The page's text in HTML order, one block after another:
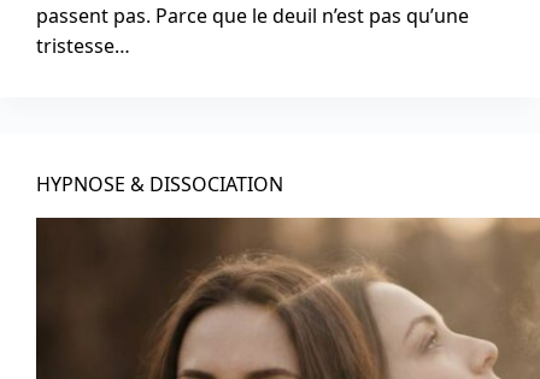
passent pas. Parce que le deuil n’est pas qu’une
tristesse…
HYPNOSE & DISSOCIATION